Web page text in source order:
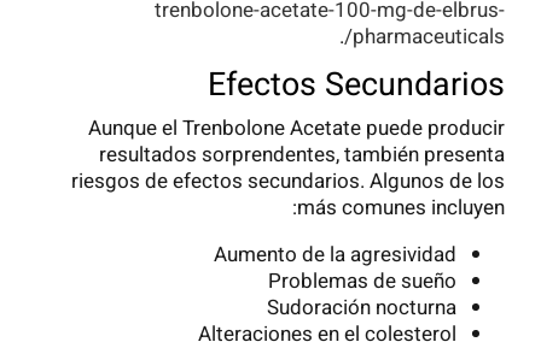
trenbolone-acetate-100-mg-de-elbrus-
pharmaceuticals/
.
Efectos Secundarios
Aunque el Trenbolone Acetate puede producir
resultados sorprendentes, también presenta
riesgos de efectos secundarios. Algunos de los
más comunes incluyen:
Aumento de la agresividad
Problemas de sueño
Sudoración nocturna
Alteraciones en el colesterol